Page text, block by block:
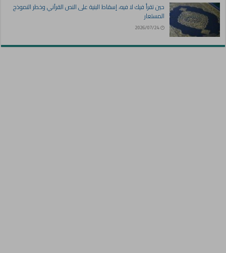
حين تقرأ فيك لا فيه، إسقاط البنية على النص القرآني وخطر النموذج
المستعار
2026/07/24